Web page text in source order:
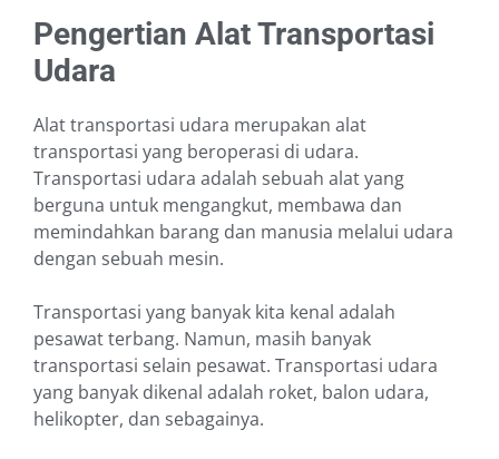
Pengertian Alat Transportasi
Udara
Alat transportasi udara merupakan alat
transportasi yang beroperasi di udara.
Transportasi udara adalah sebuah alat yang
berguna untuk mengangkut, membawa dan
memindahkan barang dan manusia melalui udara
dengan sebuah mesin.
Transportasi yang banyak kita kenal adalah
pesawat terbang. Namun, masih banyak
transportasi selain pesawat. Transportasi udara
yang banyak dikenal adalah roket, balon udara,
helikopter, dan sebagainya.